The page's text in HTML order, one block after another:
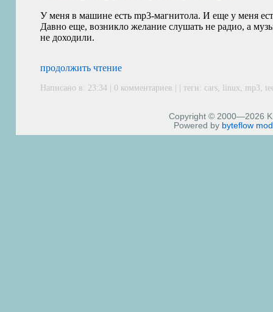
У меня в машине есть mp3-магнитола. И еще у меня
Давно еще, возникло желание слушать не радио, а
не доходили.
продолжить чтение
Написано в: 23:34 | 0 комментариев | | теги: cars linux mp3
Copyright © 2000—2026
Powered by byteflow